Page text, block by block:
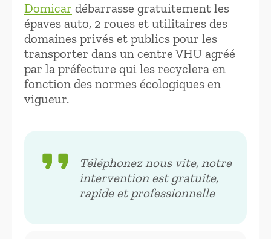
Domicar débarrasse gratuitement les
épaves auto, 2 roues et utilitaires des
domaines privés et publics pour les
transporter dans un centre VHU agréé
par la préfecture qui les recyclera en
fonction des normes écologiques en
vigueur.
format_quote
Téléphonez nous vite, notre
intervention est gratuite,
rapide et professionnelle